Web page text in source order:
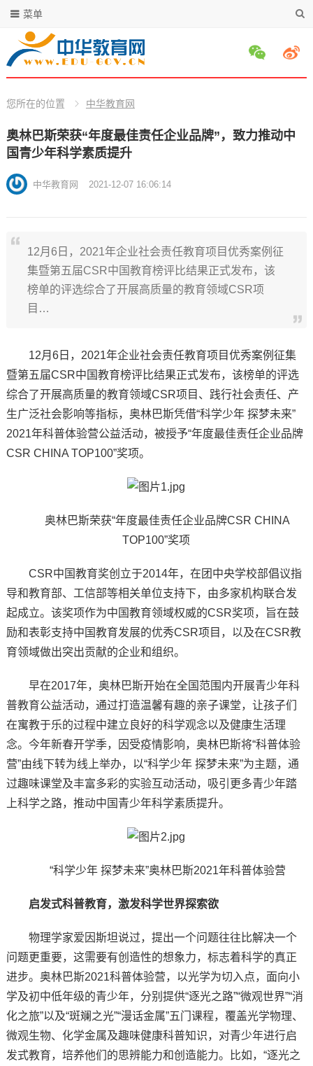
菜单
您所在的位置 中华教育网
奥林巴斯荣获“年度最佳责任企业品牌”，致力推动中
国青少年科学素质提升
中华教育网 2021-12-07 16:06:14
12月6日，2021年企业社会责任教育项目优秀案例征
集暨第五届CSR中国教育榜评比结果正式发布，该
榜单的评选综合了开展高质量的教育领域CSR项
目…
12月6日，2021年企业社会责任教育项目优秀案例征集
暨第五届CSR中国教育榜评比结果正式发布，该榜单的评选
综合了开展高质量的教育领域CSR项目、践行社会责任、产
生广泛社会影响等指标，奥林巴斯凭借“科学少年 探梦未来”
2021年科普体验营公益活动，被授予“年度最佳责任企业品牌
CSR CHINA TOP100”奖项。
奥林巴斯荣获“年度最佳责任企业品牌CSR CHINA
TOP100”奖项
CSR中国教育奖创立于2014年，在团中央学校部倡议指
导和教育部、工信部等相关单位支持下，由多家机构联合发
起成立。该奖项作为中国教育领域权威的CSR奖项，旨在鼓
励和表彰支持中国教育发展的优秀CSR项目，以及在CSR教
育领域做出突出贡献的企业和组织。
早在2017年，奥林巴斯开始在全国范围内开展青少年科
普教育公益活动，通过打造温馨有趣的亲子课堂，让孩子们
在寓教于乐的过程中建立良好的科学观念以及健康生活理
念。今年新春开学季，因受疫情影响，奥林巴斯将“科普体验
营”由线下转为线上举办，以“科学少年 探梦未来”为主题，通
过趣味课堂及丰富多彩的实验互动活动，吸引更多青少年踏
上科学之路，推动中国青少年科学素质提升。
“科学少年 探梦未来”奥林巴斯2021年科普体验营
启发式科普教育，激发科学世界探索欲
物理学家爱因斯坦说过，提出一个问题往往比解决一个
问题更重要，这需要有创造性的想象力，标志着科学的真正
进步。奥林巴斯2021科普体验营，以光学为切入点，面向小
学及初中低年级的青少年，分别提供“逐光之路”“微观世界”“消
化之旅”以及“斑斓之光”“漫话金属”五门课程，覆盖光学物理、
微观生物、化学金属及趣味健康科普知识，对青少年进行启
发式教育，培养他们的思辨能力和创造能力。比如，“逐光之